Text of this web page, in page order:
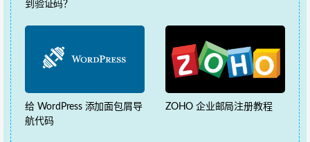
到验证码？
给 WordPress 添加面包屑导
航代码
ZOHO 企业邮局注册教程